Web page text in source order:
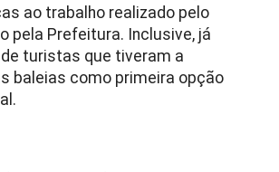
ao trabalho realizado pelo
pela Prefeitura. Inclusive, já
turistas que tiveram a
baleias como primeira opção